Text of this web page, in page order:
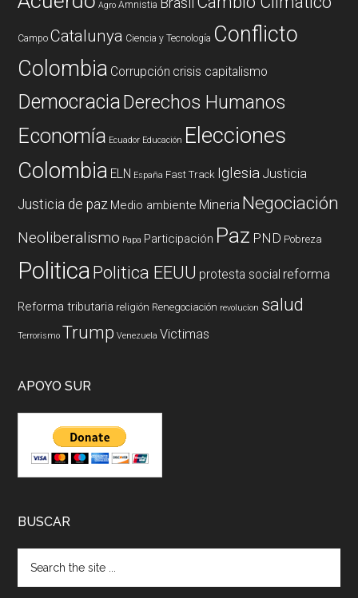
Agro Amnistia
Campo Catalunya Ciencia y Tecnología Conflicto
Colombia Corrupción crisis capitalismo
DemocraciaDerechos Humanos
Economía Ecuador Educación Elecciones
Colombia ELN España Fast Track Iglesia Justicia
Justicia de paz Medio ambiente Mineria Negociación
Neoliberalismo Papa Participación Paz PND Pobreza
PoliticaPolitica EEUU protesta social reforma
Reforma tributaria religión Renegociación revolucion salud
Terrorismo Trump Venezuela Victimas
APOYO SUR
BUSCAR